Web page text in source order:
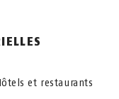
et restaurants